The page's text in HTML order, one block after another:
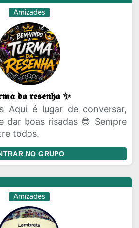
Amizades
𝖉𝖆 𝖗𝖊𝖘𝖊𝖓𝖍𝖆 ✨
Aqui é lugar de conversar,
dar boas risadas 😎 Sempre
todos.
NO GRUPO
Amizades